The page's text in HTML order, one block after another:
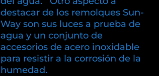
destacar de los remolques Sun-
Way son sus luces a prueba de
agua y un conjunto de
accesorios de acero inoxidable
para resistir a la corrosión de la
humedad.